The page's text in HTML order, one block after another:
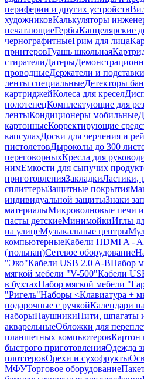
периферии и других устройств
художниковКалькуляторы
печатающиеГербыКанцелярские
чернографитныеГрим для лица
принтеровГуашь школьная
стирателиДатеры
проводныеДержатели и
ленты специальныеДетекторы
картриджейКолеса для кресел
полотенецКомплектующие для
лентыКондиционеры мобильные
картонныеКорректирующие
капсулахДоски для черчения и
пистолетовДыроколы до 300
переговорныхКресла для
нимЕмкости для сыпучих
приготовленияЗакладкиЛастики,
сплиттерыЗащитные покрытия
индивидуальной защитыЗнаки
материалыМикроволновые печи
пасты детскиеМинимойкиИглы
на улицеМузыкальные центры
компьютерныеКабели HDMI A - A
(тюльпан)Сетевое оборудование
"Эко"Кабели USB 2.0 A-BНабор
мягкой мебели "V-500"Кабели
в бухтахНабор мягкой мебели
"Ригель"Наборы <Клавиатура +
подарочные с ручкойКалендари
наборыНаушникиНити, шпагаты
акварельныеОбложки для
планшетных компьютеровКартон
быстрого приготовленияОдежда
плоттеровОрехи и сухофрукты
МФУТорговое оборудование